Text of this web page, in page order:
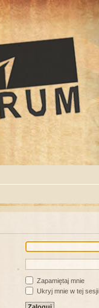
Zapamiętaj mnie
Ukryj mnie w tej sesji